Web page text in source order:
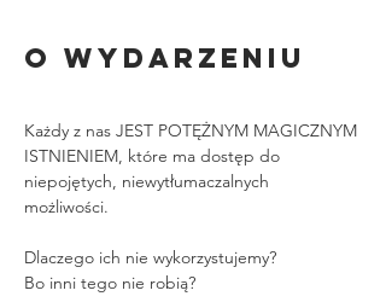
O wydarzeniu
Każdy z nas JEST POTĘŻNYM MAGICZNYM
ISTNIENIEM, które ma dostęp do
niepojętych, niewytłumaczalnych
możliwości.
Dlaczego ich nie wykorzystujemy?
Bo inni tego nie robią?